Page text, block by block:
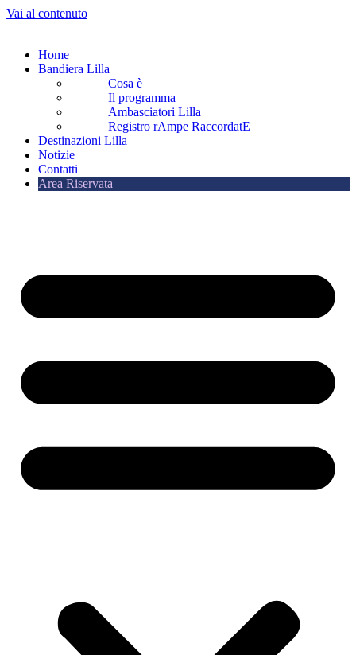
Vai al contenuto
Home
Bandiera Lilla
Cosa è
Il programma
Ambasciatori Lilla
Registro rAmpe RaccordatE
Destinazioni Lilla
Notizie
Contatti
Area Riservata